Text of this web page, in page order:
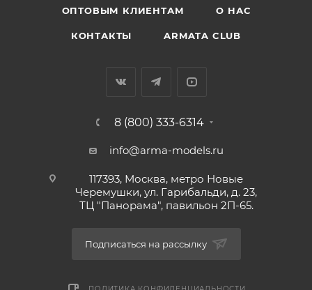
ОПТОВЫМ КЛИЕНТАМ О НАС
КОНТАКТЫ ARMATA CLUB
8 (800) 333-6314
info@arma-models.ru
117393, Москва, метро Новые
Черемушки, ул. Гарибальди, д. 23,
ТЦ "Панорама", павильон 2П-65.
Подписаться на рассылку